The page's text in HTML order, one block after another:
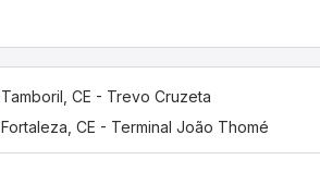
Tamboril, CE - Trevo Cruzeta
Fortaleza, CE - Terminal João Thomé